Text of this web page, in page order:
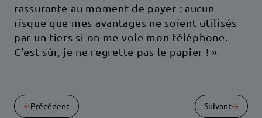
rassurante au moment de payer : aucun
risque que mes avantages ne soient utilisés
par un tiers si on me vole mon téléphone.
C’est sûr, je ne regrette pas le papier ! »
Précédent Suivant